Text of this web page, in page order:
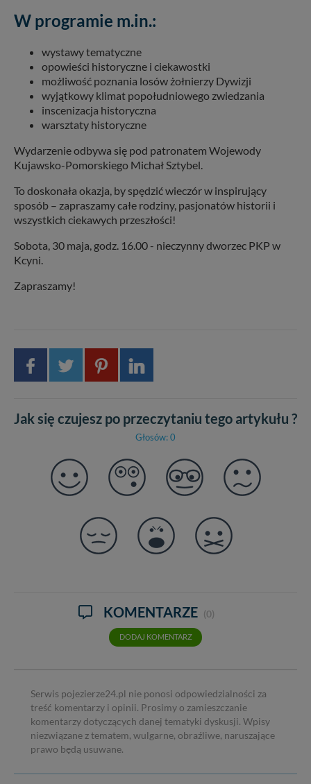
W programie m.in.:
wystawy tematyczne
opowieści historyczne i ciekawostki
możliwość poznania losów żołnierzy Dywizji
wyjątkowy klimat popołudniowego zwiedzania
inscenizacja historyczna
warsztaty historyczne
Wydarzenie odbywa się pod patronatem Wojewody
Kujawsko-Pomorskiego Michał Sztybel.
To doskonała okazja, by spędzić wieczór w inspirujący
sposób – zapraszamy całe rodziny, pasjonatów historii i
wszystkich ciekawych przeszłości!
Sobota, 30 maja, godz. 16.00 - nieczynny dworzec PKP w
Kcyni.
Zapraszamy!
Jak się czujesz po przeczytaniu tego artykułu ?
Głosów: 0
KOMENTARZE (0)
DODAJ KOMENTARZ
Serwis pojezierze24.pl nie ponosi odpowiedzialności za
treść komentarzy i opinii. Prosimy o zamieszczanie
komentarzy dotyczących danej tematyki dyskusji. Wpisy
niezwiązane z tematem, wulgarne, obraźliwe, naruszające
prawo będą usuwane.